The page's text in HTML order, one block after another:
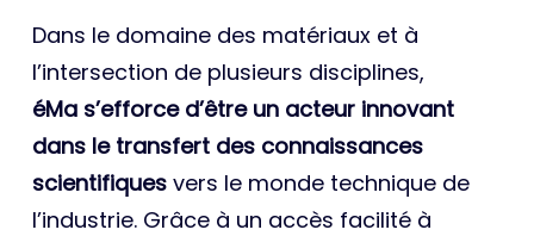
Dans le domaine des matériaux et à
l’intersection de plusieurs disciplines,
éMa s’efforce d’être un acteur innovant
dans le transfert des connaissances
scientifiques vers le monde technique de
l’industrie. Grâce à un accès facilité à